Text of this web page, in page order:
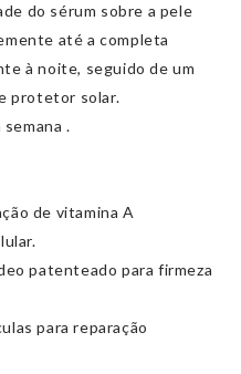
do sérum sobre a pele
até a completa
à noite, seguido de um
protetor solar.
.
de vitamina A
patenteado para firmeza
para reparação